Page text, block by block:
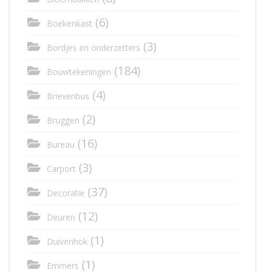
Boekenkast (6)
Bordjes en onderzetters (3)
Bouwtekeningen (184)
Brievenbus (4)
Bruggen (2)
Bureau (16)
Carport (3)
Decoratie (37)
Deuren (12)
Duivenhok (1)
Emmers (1)